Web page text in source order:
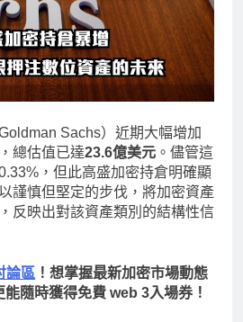
Goldman Sachs）近期大幅增加
總估值已達23.6億美元 。儘管這
，但此高盛加密持倉明確顯
謹慎但堅定的步伐，將加密資產
反映出對該資產類別的結構性信
論區 ！想掌握最新加密市場動態
隨時獲得免費 web 3入場券！